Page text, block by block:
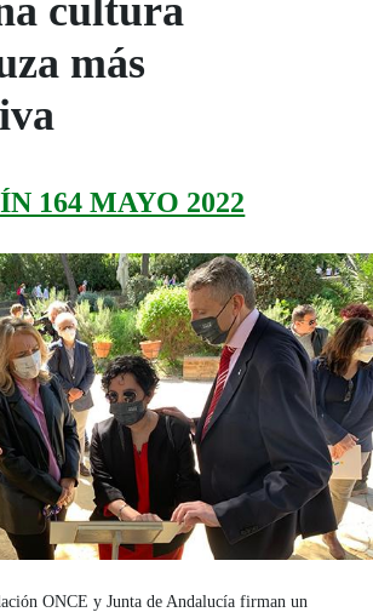
cultura
más
164 MAYO 2022
ONCE y Junta de Andalucía firman un